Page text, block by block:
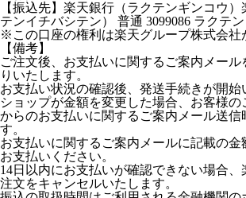
【振込先】楽天銀行（ラクテンギンコウ
テンイチバシテン） 普通 3099086 ラクテ
※この口座の権利は楽天グループ株式会社
【備考】
ご注文後、お支払いに関するご案内メール
りいたします。
お支払い状況の確認後、発送手続きが開始
ショップが金額を変更した場合、お客様
からのお支払いに関するご案内メール送信
す。
お支払いに関するご案内メールに記載の金
お支払いください。
14日以内にお支払いが確認できない場合
注文をキャンセルいたします。